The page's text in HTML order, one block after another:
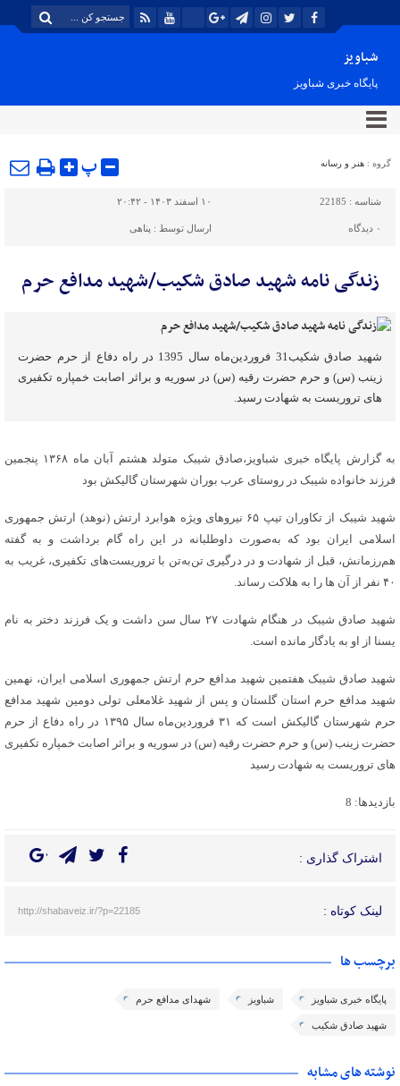
شباویز
پایگاه خبری شباویز
گروه : هنر و رسانه پ
شناسه : 22185 ۱۰ اسفند ۱۴۰۳ - ۲۰:۴۲
۰ دیدگاه ارسال توسط : پناهی
زندگی نامه شهید صادق شکیب/شهید مدافع حرم
شهید صادق شکیب31 فروردین‌ماه سال 1395 در راه دفاع از حرم حضرت
زینب (س) و حرم حضرت رقیه (س) در سوریه و براثر اصابت خمپاره تکفیری‌
های تروریست به شهادت رسید.
به گزارش پایگاه خبری شباویز،صادق شیبک متولد هشتم آبان ماه ۱۳۶۸ پنجمین
فرزند خانواده شیبک در روستای عرب بوران شهرستان گالیکش بود
شهید شیبک از تکاوران تیپ ۶۵ نیروهای ویژه هوابرد ارتش (نوهد) ارتش جمهوری
اسلامی ایران بود که به‌صورت داوطلبانه در این راه گام برداشت و به گفته
هم‌رزمانش، قبل از شهادت و در درگیری تن‌به‌تن با تروریست‌های تکفیری، غریب به
۴۰ نفر از آن ‌ها را به هلاکت رساند.
شهید صادق شیبک در هنگام شهادت ۲۷ سال سن داشت و یک فرزند دختر به نام
یسنا از او به یادگار مانده است.
شهید صادق شیبک هفتمین شهید مدافع حرم ارتش جمهوری اسلامی ایران، نهمین
شهید مدافع حرم استان گلستان و پس از شهید غلامعلی تولی دومین شهید مدافع
حرم شهرستان گالیکش است که ۳۱ فروردین‌ماه سال ۱۳۹۵ در راه دفاع از حرم
حضرت زینب (س) و حرم حضرت رقیه (س) در سوریه و براثر اصابت خمپاره تکفیری‌
های تروریست به شهادت رسید
بازدیدها: 8
اشتراک گذاری :
لینک کوتاه : http://shabaveiz.ir/?p=22185
برچسب ها
پایگاه خبری شباویز شباویز شهدای مدافع حرم
شهید صادق شکیب
نوشته های مشابه